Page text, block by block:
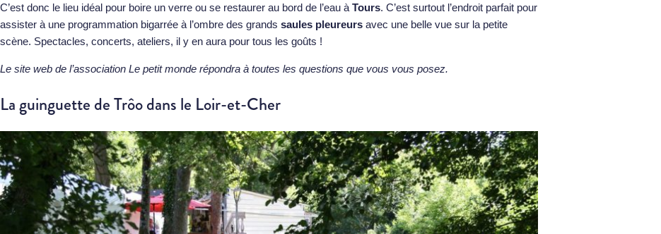
C’est donc le lieu idéal pour boire un verre ou se restaurer au bord de l’eau à Tours. C’est surtout l’endroit parfait pour
assister à une programmation bigarrée à l’ombre des grands saules pleureurs avec une belle vue sur la petite
scène. Spectacles, concerts, ateliers, il y en aura pour tous les goûts !
Le site web de l’association Le petit monde répondra à toutes les questions que vous vous posez.
La guinguette de Trôo dans le Loir-et-Cher